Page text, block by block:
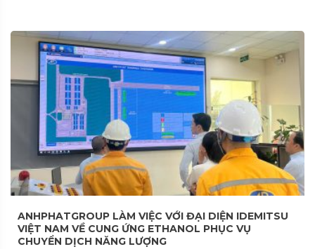
ANHPHATGROUP LÀM VIỆC VỚI ĐẠI DIỆN IDEMITSU
VIỆT NAM VỀ CUNG ỨNG ETHANOL PHỤC VỤ
CHUYỂN DỊCH NĂNG LƯỢNG